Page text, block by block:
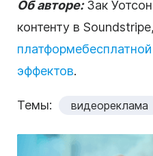
Об авторе:Зак
контенту в Soundstripe,
платформе
эффектов.
Темы: видеореклама